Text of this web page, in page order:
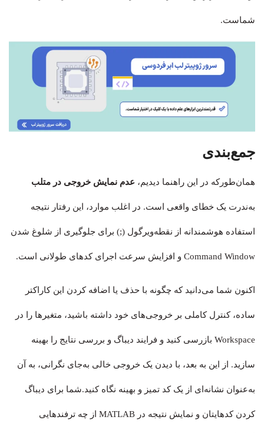
شماست.
جمع‌بندی
همان‌طورکه در این راهنما دیدیم، عدم نمایش خروجی در متلب
به‌ندرت یک خطای واقعی است. در اغلب موارد، این رفتار نتیجه
استفاده هوشمندانه از نقطه‌ویرگول (;) برای جلوگیری از شلوغ شدن
Command Window و افزایش سرعت اجرای کدهای طولانی است.
اکنون شما می‌دانید که چگونه با حذف یا اضافه کردن این کاراکتر
ساده، کنترل کاملی بر خروجی‌های خود داشته باشید، متغیرها را در
Workspace بازرسی کنید و فرایند دیباگ و بررسی نتایج را بهینه
سازید. از این به بعد، با دیدن یک خروجی خالی به‌جای نگرانی، به آن
به‌عنوان نشانه‌ای از یک کد تمیز و بهینه نگاه کنید.شما برای دیباگ
کردن کدهایتان و نمایش نتیجه در MATLAB از چه ترفندهایی